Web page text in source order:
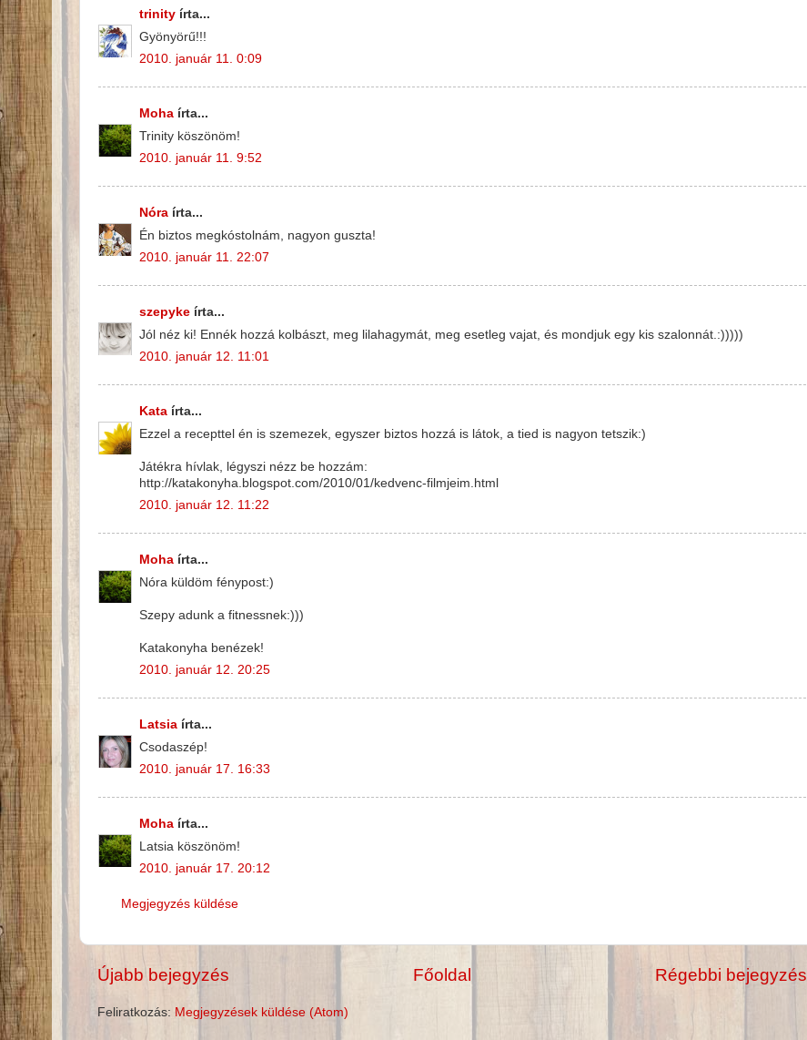
trinity írta...
Gyönyörű!!!
2010. január 11. 0:09
Moha írta...
Trinity köszönöm!
2010. január 11. 9:52
Nóra írta...
Én biztos megkóstolnám, nagyon guszta!
2010. január 11. 22:07
szepyke írta...
Jól néz ki! Ennék hozzá kolbászt, meg lilahagymát, meg esetleg vajat, és mondjuk egy kis szalonnát.:)))))
2010. január 12. 11:01
Kata írta...
Ezzel a recepttel én is szemezek, egyszer biztos hozzá is látok, a tied is nagyon tetszik:)
Játékra hívlak, légyszi nézz be hozzám:
http://katakonyha.blogspot.com/2010/01/kedvenc-filmjeim.html
2010. január 12. 11:22
Moha írta...
Nóra küldöm fénypost:)
Szepy adunk a fitnessnek:)))
Katakonyha benézek!
2010. január 12. 20:25
Latsia írta...
Csodaszép!
2010. január 17. 16:33
Moha írta...
Latsia köszönöm!
2010. január 17. 20:12
Megjegyzés küldése
Újabb bejegyzés Régebbi bejegyzés
Főoldal
Feliratkozás: Megjegyzések küldése (Atom)